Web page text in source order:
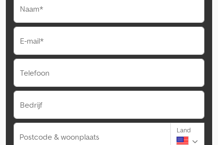
Naam*
E-mail*
Telefoon
Bedrijf
Postcode & woonplaats
Land